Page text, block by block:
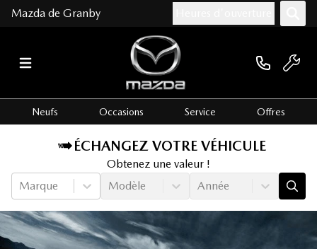
Mazda de Granby
Neufs Occasions Service Offres
ÉCHANGEZ VOTRE VÉHICULE
Obtenez une valeur !
Marque
Modèle Année